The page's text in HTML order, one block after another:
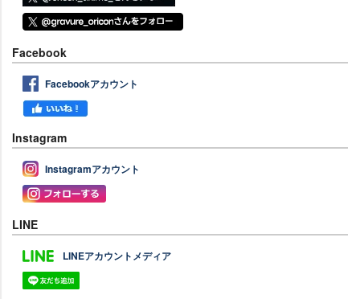
Facebook
Facebookアカウント
Instagram
Instagramアカウント
LINE
LINEアカウントメディア